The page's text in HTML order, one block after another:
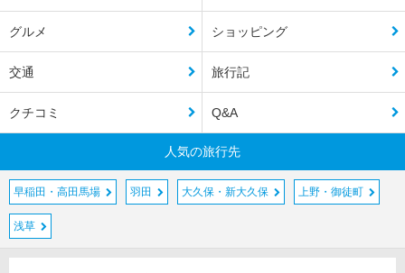
グルメ ショッピング
交通 旅行記
クチコミ Q&A
人気の旅行先
早稲田・高田馬場 羽田 大久保・新大久保 上野・御徒町
浅草